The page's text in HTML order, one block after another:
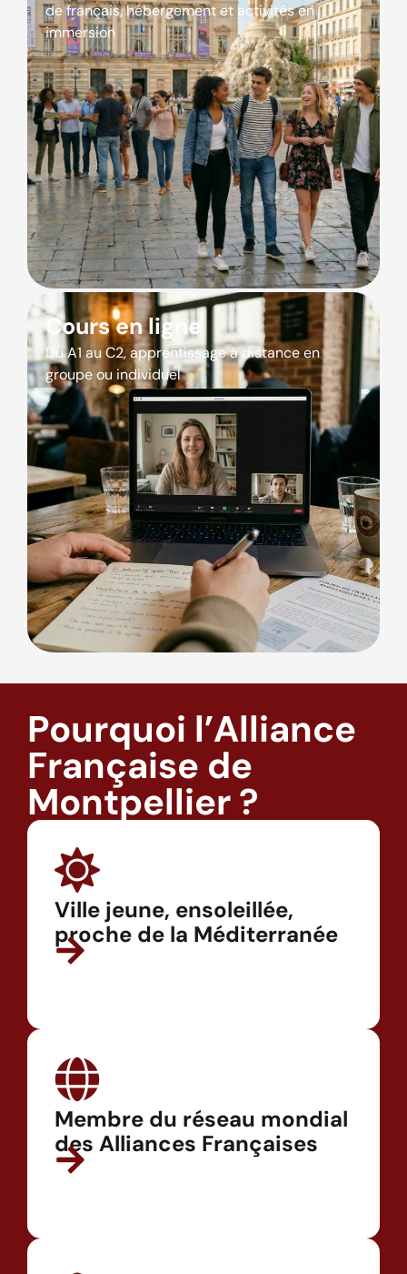
de français, hébergement et activités en
immersion
Cours en ligne
Du A1 au C2, apprentissage à distance en
groupe ou individuel
Pourquoi l’Alliance
Française de
Montpellier ?
Ville jeune, ensoleillée,
proche de la Méditerranée
Membre du réseau mondial
des Alliances Françaises